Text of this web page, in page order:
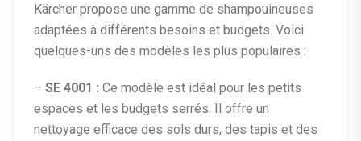
Kärcher propose une gamme de shampouineuses
adaptées à différents besoins et budgets. Voici
quelques-uns des modèles les plus populaires :
– SE 4001 : Ce modèle est idéal pour les petits
espaces et les budgets serrés. Il offre un
nettoyage efficace des sols durs, des tapis et des